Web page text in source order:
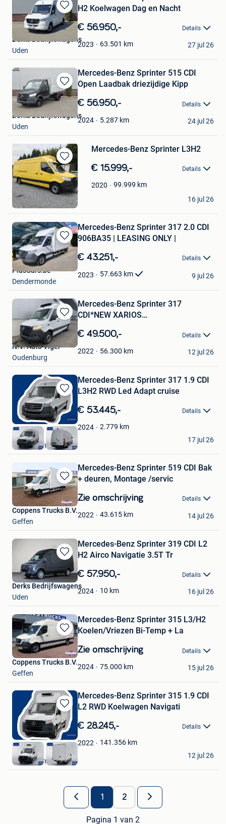
Bewaren
in
Mijn
Favorieten
H2 Koelwagen Dag en Nacht
€ 56.950,- Details
2023 63.501 km
Derks Bedrijfswagens
Uden
27 jul 26
Bewaren
in
Favorieten
Mercedes-Benz Sprinter 515 CDI
Open Laadbak driezijdige Kipp
€ 56.950,- Details
2024 5.287 km
Derks Bedrijfswagens
Uden
24 jul 26
Bewaren
in
Mijn
Favorieten
Mercedes-Benz Sprinter L3H2
€ 15.999,- Details
2020 99.999 km
Zander
Maaseik
16 jul 26
Bewaren
in
Favorieten
Mercedes-Benz Sprinter 317 2.0 CDI
906BA35 | LEASING ONLY |
€ 43.251,- Details
2023 57.663 km
PlusCars.be
Dendermonde
9 jul 26
Bewaren
in
Mijn
Favorieten
Mercedes-Benz Sprinter 317
CDI*NEW XARIOS
€ 49.500,- Details
2022 56.300 km
N.V. Auto Viger
Oudenburg
12 jul 26
Bewaren
in
Mijn
Favorieten
Mercedes-Benz Sprinter 317 1.9 CDI
L3H2 RWD Led Adapt cruise
€ 53.445,- Details
2024 2.779 km
busvan
Raamsdonksveer
17 jul 26
Bewaren
in
Mijn
Favorieten
Mercedes-Benz Sprinter 519 CDI Bak
+ deuren, Montage /servic
Zie omschrijving Details
2022 43.615 km
Coppens Trucks B.V.
Geffen
14 jul 26
Bewaren
in
Mijn
Favorieten
Mercedes-Benz Sprinter 319 CDI L2
H2 Airco Navigatie 3.5T Tr
€ 57.950,- Details
2024 10 km
Derks Bedrijfswagens
Uden
16 jul 26
Bewaren
in
Mijn
Favorieten
Mercedes-Benz Sprinter 315 L3/H2
Koelen/Vriezen Bi-Temp + La
Zie omschrijving Details
2024 75.000 km
Coppens Trucks B.V.
Geffen
15 jul 26
Bewaren
in
Mijn
Favorieten
Mercedes-Benz Sprinter 315 1.9 CDI
L2 RWD Koelwagen Navigati
€ 28.245,- Details
2022 141.356 km
busvan
Raamsdonksveer
12 jul 26
1 2
Pagina 1 van 2